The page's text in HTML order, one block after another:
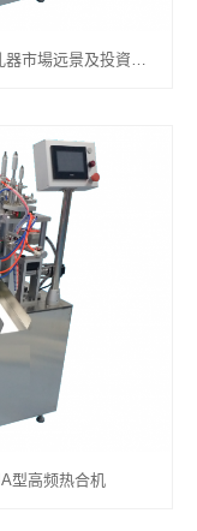
pg模拟器免费玩：2016-2021年中國膠袋打孔器市場远景及投資發展戰略研讨報告
型高频热合机